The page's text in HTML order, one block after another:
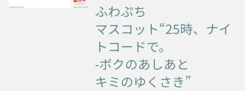
ふわぷち
マスコット“25時、ナイ
トコードで。
-ボクのあしあと
キミのゆくさき”